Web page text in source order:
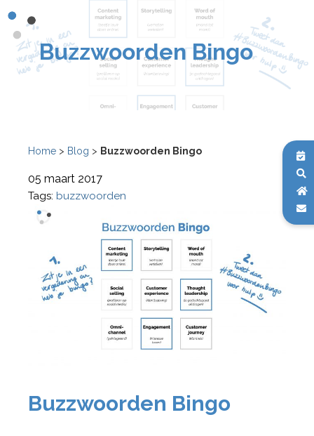
Buzzwoorden Bingo
Home > Blog > Buzzwoorden Bingo
05 maart 2017
Tags: buzzwoorden
Buzzwoorden Bingo